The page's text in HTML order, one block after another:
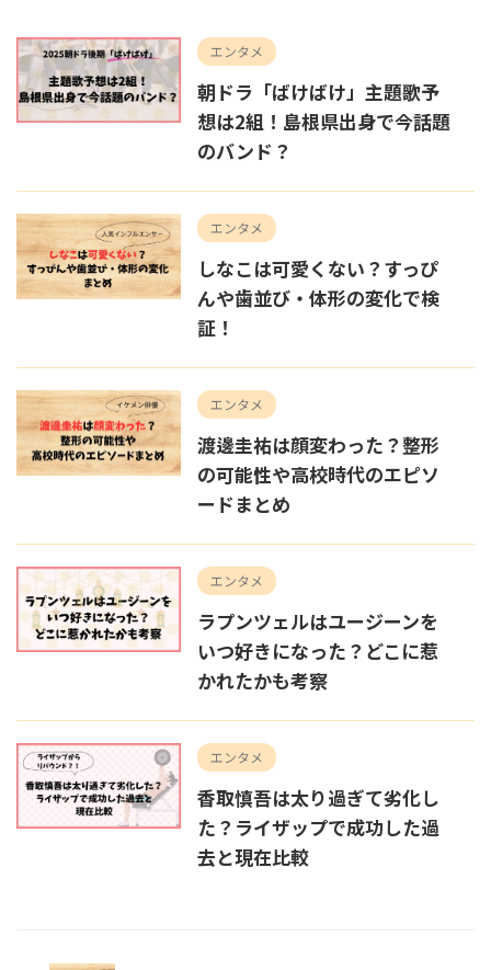
エンタメ
朝ドラ「ばけばけ」主題歌予
想は2組！島根県出身で今話題
のバンド？
エンタメ
しなこは可愛くない？すっぴ
んや歯並び・体形の変化で検
証！
エンタメ
渡邊圭祐は顔変わった？整形
の可能性や高校時代のエピソ
ードまとめ
エンタメ
ラプンツェルはユージーンを
いつ好きになった？どこに惹
かれたかも考察
エンタメ
香取慎吾は太り過ぎて劣化し
た？ライザップで成功した過
去と現在比較